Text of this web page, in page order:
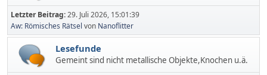
Letzter Beitrag:29. Juli 2026, 15:01:39
Aw: Römisches Rätsel von Nanoflitter
Lesefunde
Gemeint sind nicht metallische Objekte,Knochen u.ä.